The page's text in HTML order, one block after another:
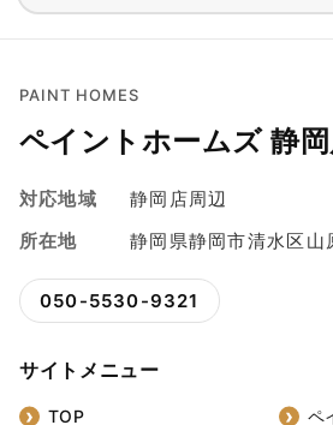
PAINT HOMES
ペイントホームズ 静
対応地域
静岡店周辺
所在地
静岡県静岡市清水区山
050-5530-9321
サイトメニュー
TOP ペ